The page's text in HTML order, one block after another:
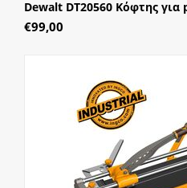
Dewalt DT20560 Κόφτης για
€99,00